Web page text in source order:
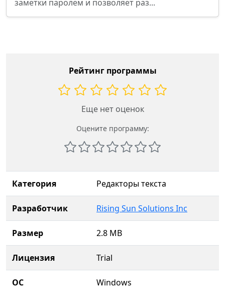
заметки паролем и позволяет раз...
Рейтинг программы
Еще нет оценок
Оцените программу:
Категория Редакторы текста
Разработчик Rising Sun Solutions Inc
Размер 2.8 MB
Лицензия Trial
ОС Windows